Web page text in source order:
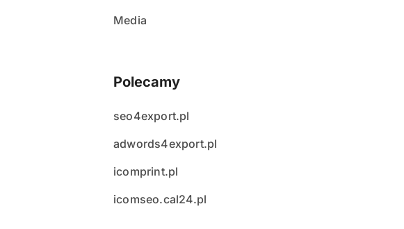
Media
Polecamy
seo4export.pl
adwords4export.pl
icomprint.pl
icomseo.cal24.pl